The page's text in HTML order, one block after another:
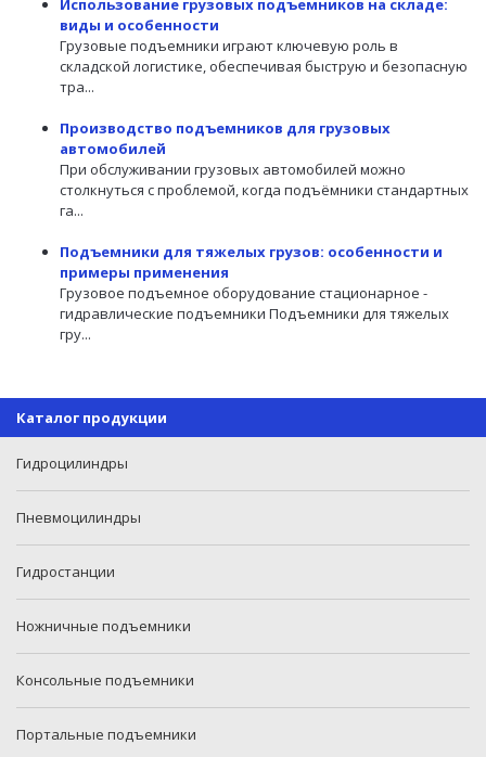
Использование грузовых подъемников на складе:
виды и особенности
Грузовые подъемники играют ключевую роль в
складской логистике, обеспечивая быструю и безопасную
тра...
Производство подъемников для грузовых
автомобилей
При обслуживании грузовых автомобилей можно
столкнуться с проблемой, когда подъёмники стандартных
га...
Подъемники для тяжелых грузов: особенности и
примеры применения
Грузовое подъемное оборудование стационарное -
гидравлические подъемники Подъемники для тяжелых
гру...
Каталог продукции
Гидроцилиндры
Пневмоцилиндры
Гидростанции
Ножничные подъемники
Консольные подъемники
Портальные подъемники